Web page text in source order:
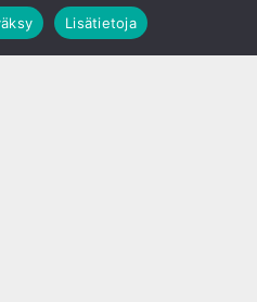
Lisätietoja